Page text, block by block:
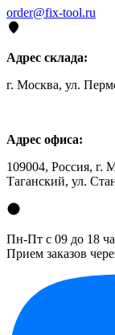
order@fix-tool.ru
Адрес склада:
г. Москва, ул.
Адрес офиса:
109004, Россия, г.
Таганский, ул.
Пн-Пт с 09 до 18
Прием заказов